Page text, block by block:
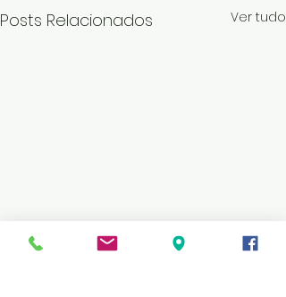
Posts Relacionados Ver tudo